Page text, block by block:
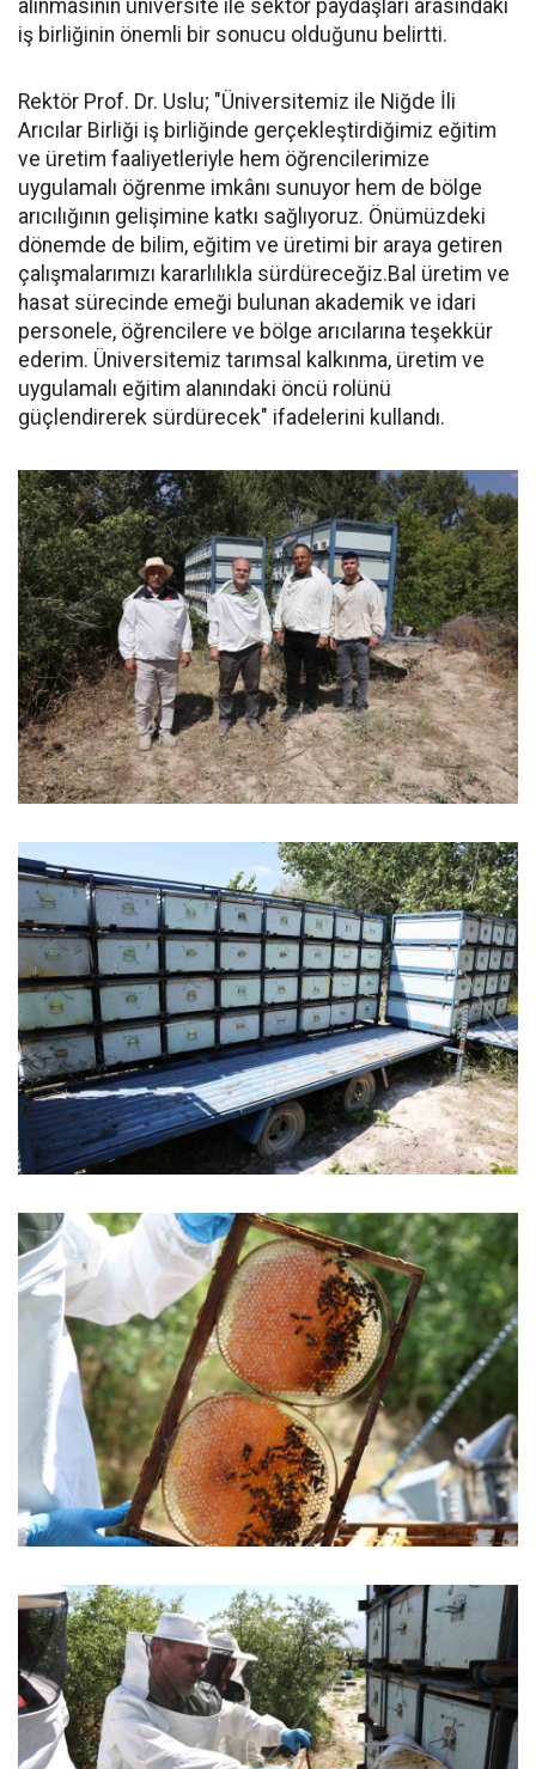
alınmasının üniversite ile sektör paydaşları arasındaki
iş birliğinin önemli bir sonucu olduğunu belirtti.
Rektör Prof. Dr. Uslu; "Üniversitemiz ile Niğde İli
Arıcılar Birliği iş birliğinde gerçekleştirdiğimiz eğitim
ve üretim faaliyetleriyle hem öğrencilerimize
uygulamalı öğrenme imkânı sunuyor hem de bölge
arıcılığının gelişimine katkı sağlıyoruz. Önümüzdeki
dönemde de bilim, eğitim ve üretimi bir araya getiren
çalışmalarımızı kararlılıkla sürdüreceğiz.Bal üretim ve
hasat sürecinde emeği bulunan akademik ve idari
personele, öğrencilere ve bölge arıcılarına teşekkür
ederim. Üniversitemiz tarımsal kalkınma, üretim ve
uygulamalı eğitim alanındaki öncü rolünü
güçlendirerek sürdürecek" ifadelerini kullandı.